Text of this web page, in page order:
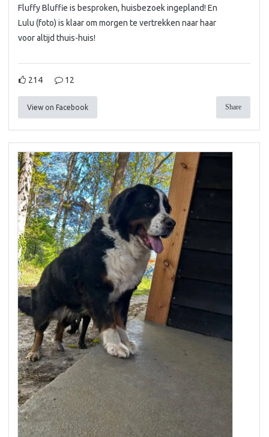
Fluffy Bluffie is besproken, huisbezoek ingepland! En
Lulu (foto) is klaar om morgen te vertrekken naar haar
voor altijd thuis-huis!
214 12
View on Facebook Share